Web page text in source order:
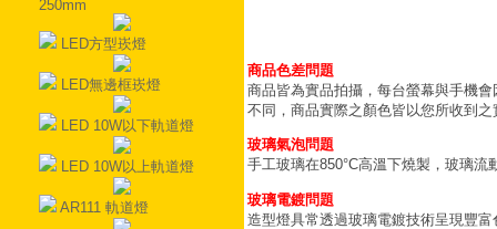
250mm
LED方型崁燈
LED無邊框崁燈
LED 10W以下軌道燈
LED 10W以上軌道燈
AR111 軌道燈
商品色差問題
商品皆為實品拍攝，每台螢幕與手機
不同，商品實際之顏色皆以您所收到之
玻璃氣泡問題
手工玻璃在850°C高溫下燒製，玻璃
玻璃電鍍問題
造型燈具常透過玻璃電鍍技術呈現豐